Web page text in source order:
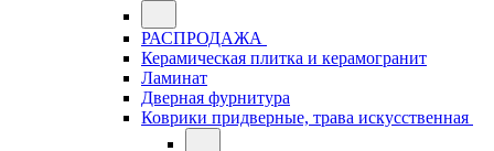
РАСПРОДАЖА
Керамическая плитка и керамогранит
Ламинат
Дверная фурнитура
Коврики придверные, трава искусственная